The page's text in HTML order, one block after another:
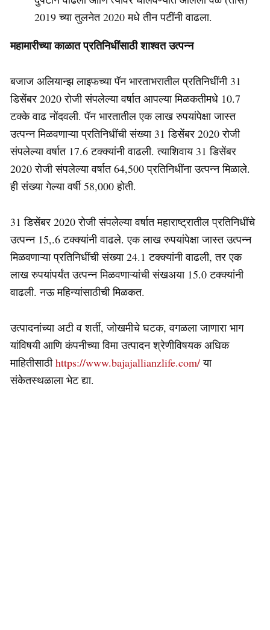
2019 च्या तुलनेत 2020 मधे तीन पटींनी वाढला.
महामारीच्या काळात प्रतिनिधींसाठी शाश्वत उत्पन्न
बजाज अलियान्झ लाइफच्या पॅन भारताभरातील प्रतिनिधींनी 31
डिसेंबर 2020 रोजी संपलेल्या वर्षात आपल्या मिळकतीमधे 10.7
टक्के वाढ नोंदवली. पॅन भारतातील एक लाख रुपयांपेक्षा जास्त
उत्पन्न मिळवणाऱ्या प्रतिनिधींची संख्या 31 डिसेंबर 2020 रोजी
संपलेल्या वर्षात 17.6 टक्क्यांनी वाढली. त्याशिवाय 31 डिसेंबर
2020 रोजी संपलेल्या वर्षात 64,500 प्रतिनिधींना उत्पन्न मिळाले.
ही संख्या गेल्या वर्षी 58,000 होती.
31 डिसेंबर 2020 रोजी संपलेल्या वर्षात महाराष्ट्रातील प्रतिनिधींचे
उत्पन्न 15,.6 टक्क्यांनी वाढले. एक लाख रुपयांपेक्षा जास्त उत्पन्न
मिळवणाऱ्या प्रतिनिधींची संख्या 24.1 टक्क्यांनी वाढली, तर एक
लाख रुपयांपर्यंत उत्पन्न मिळवणाऱ्यांची संखअया 15.0 टक्क्यांनी
वाढली. नऊ महिन्यांसाठीची मिळकत.
उत्पादनांच्या अटी व शर्ती, जोखमीचे घटक, वगळला जाणारा भाग
यांविषयी आणि कंपनीच्या विमा उत्पादन श्रेणीविषयक अधिक
माहितीसाठीhttps://www.bajajallianzlife.com/या
संकेतस्थळाला भेट द्या.